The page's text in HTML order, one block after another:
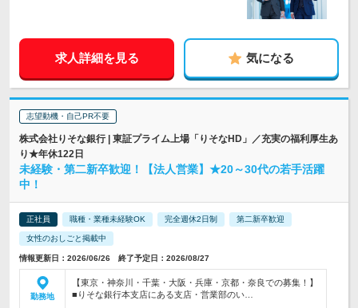
求人詳細を見る 気になる
志望動機・自己PR不要
株式会社りそな銀行 | 東証プライム上場「りそなHD」／充実の福利厚生あ
り★年休122日
未経験・第二新卒歓迎！【法人営業】★20～30代の若手活躍
中！
正社員 職種・業種未経験OK 完全週休2日制 第二新卒歓迎
女性のおしごと掲載中
情報更新日：2026/06/26 終了予定日：2026/08/27
勤務地
【東京・神奈川・千葉・大阪・兵庫・京都・奈良での募集！】
■りそな銀行本支店にある支店・営業部のい…